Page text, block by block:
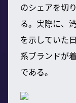
のシェアを切
る。実際に、
を示していた
系ブランドが
である。